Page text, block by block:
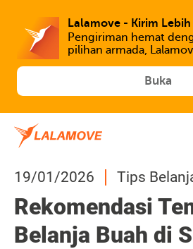
Lalamove - Kirim
Pengiriman hemat
Buka
19/01/2026 Tips
Rekomendasi
Belanja Buah di